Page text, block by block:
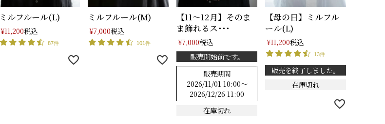
ミルフルール(L)
¥11,200税込
87件
ミルフルール(M)
¥7,000税込
101件
【11～12月】そのま
ま飾れるス･･･
¥7,000税込
販売開始前です。
販売期間
2026/11/01 10:00〜
2026/12/26 11:00
在庫切れ
【母の日】ミルフル
ール(L)
¥11,200税込
13件
販売を終了しました。
在庫切れ